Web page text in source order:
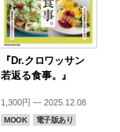
『Dr.クロワッサン
若返る食事。』
1,300円 — 2025.12.08
MOOK 電子版あり